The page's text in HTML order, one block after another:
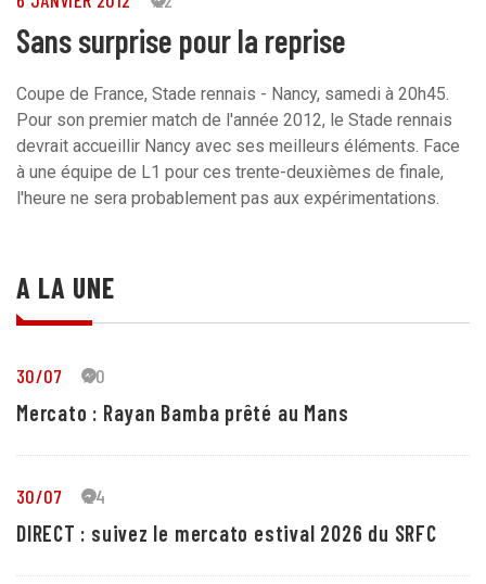
Sans surprise pour la reprise
Coupe de France, Stade rennais - Nancy, samedi à 20h45.
Pour son premier match de l'année 2012, le Stade rennais
devrait accueillir Nancy avec ses meilleurs éléments. Face
à une équipe de L1 pour ces trente-deuxièmes de finale,
l'heure ne sera probablement pas aux expérimentations.
A LA UNE
30/07 30
Mercato : Rayan Bamba prêté au Mans
30/07 24
DIRECT : suivez le mercato estival 2026 du SRFC